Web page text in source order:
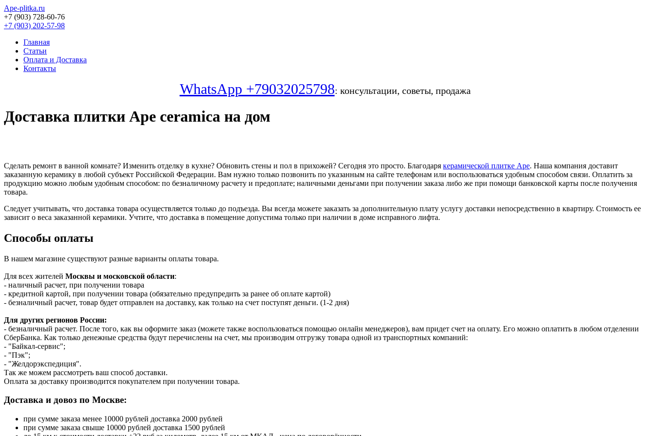
Ape-plitka.ru
+7 (903) 728-60-76
+7 (903) 202-57-98
Главная
Статьи
Оплата и Доставка
Контакты
WhatsApp +79032025798: консультации, советы, продажа
Доставка плитки Ape ceramica на дом
Сделать ремонт в ванной комнате? Изменить отделку в кухне? Обновить стены и пол в прихожей? Сегодня это просто. Благодаря керамической плитке Ape. Наша компания доставит
заказанную керамику в любой субъект Российской Федерации. Вам нужно только позвонить по указанным на сайте телефонам или воспользоваться удобным способом связи. Оплатить за
продукцию можно любым удобным способом: по безналичному расчету и предоплате; наличными деньгами при получении заказа либо же при помощи банковской карты после получения
товара.
Следует учитывать, что доставка товара осуществляется только до подъезда. Вы всегда можете заказать за дополнительную плату услугу доставки непосредственно в квартиру. Стоимость ее
зависит о веса заказанной керамики. Учтите, что доставка в помещение допустима только при наличии в доме исправного лифта.
Способы оплаты
В нашем магазине существуют разные варианты оплаты товара.
Для всех жителей Москвы и московской области:
- наличный расчет, при получении товара
- кредитной картой, при получении товара (обязательно предупредить за ранее об оплате картой)
- безналичный расчет, товар будет отправлен на доставку, как только на счет поступят деньги. (1-2 дня)
Для других регионов России:
- безналичный расчет. После того, как вы оформите заказ (можете также воспользоваться помощью онлайн менеджеров), вам придет счет на оплату. Его можно оплатить в любом отделении
СберБанка. Как только денежные средства будут перечислены на счет, мы производим отгрузку товара одной из транспортных компаний:
- "Байкал-сервис";
- "Пэк";
- "Желдорэкспедиция".
Так же можем рассмотреть ваш способ доставки.
Оплата за доставку производится покупателем при получении товара.
Доставка и довоз по Москве:
при сумме заказа менее 10000 рублей доставка 2000 рублей
при сумме заказа свыше 10000 рублей доставка 1500 рублей